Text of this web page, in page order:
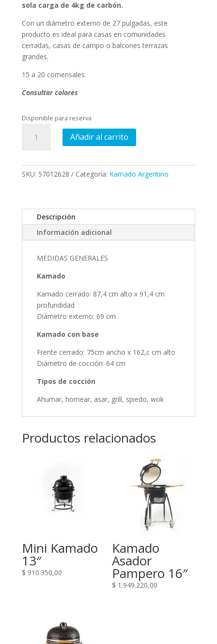
sola carga de 4kg de carbón.
Con un diámetro externo de 27 pulgadas, este
producto es ideal para casas en comunidades
cerradas, casas de campo o balcones terrazas
grandes.
15 a 20 comensales.
Consultar colores
Disponible para reserva
Patagónico
Añadir al carrito
SKU: 57012628 Categoría: Kamado Argentino
Descripción
Información adicional
MEDIDAS GENERALES
Kamado
Kamado cerrado: 87,4 cm alto x 91,4 cm
profundidad
Diámetro externo: 69 cm
Kamado con base
Frente cerrado: 75cm ancho x 162,c cm alto
Diámetro de cocción: 64 cm
Tipos de cocción
Ahumar, hornear, asar, grill, spiedo, wok
Productos relacionados
Mini Kamado
13″
$ 910.350,00
Kamado
Asador
Pampero 16″
$ 1.949.220,00